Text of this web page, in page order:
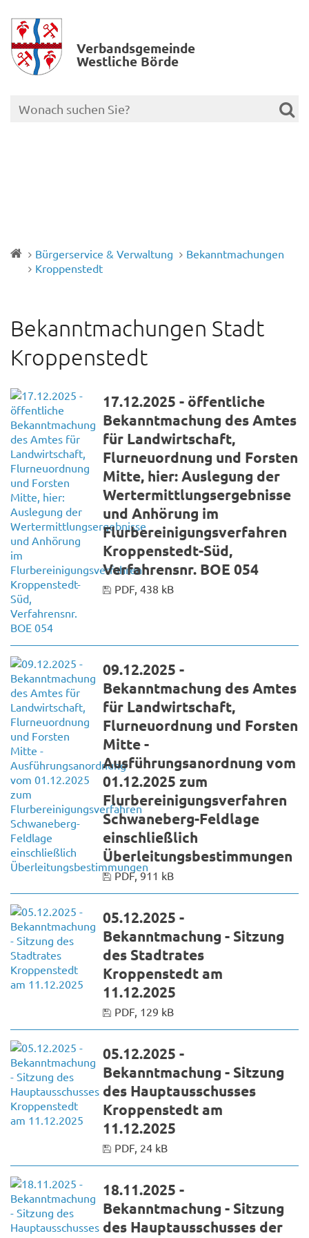
Verbands­gemeinde
Westliche Börde
Bürgerservice & Verwaltung
Bekanntmachungen
Kroppenstedt
Bekanntmachungen Stadt
Kroppenstedt
17.12.2025 - öffentliche
Bekanntmachung des Amtes
für Landwirtschaft,
Flurneuordnung und Forsten
Mitte, hier: Auslegung der
Wertermittlungsergebnisse
und Anhörung im
Flurbereinigungsverfahren
Kroppenstedt-Süd,
Verfahrensnr. BOE 054
PDF, 438 kB
09.12.2025 -
Bekanntmachung des Amtes
für Landwirtschaft,
Flurneuordnung und Forsten
Mitte -
Ausführungsanordnung vom
01.12.2025 zum
Flurbereinigungsverfahren
Schwaneberg-Feldlage
einschließlich
Überleitungsbestimmungen
PDF, 911 kB
05.12.2025 -
Bekanntmachung - Sitzung
des Stadtrates
Kroppenstedt am
11.12.2025
PDF, 129 kB
05.12.2025 -
Bekanntmachung - Sitzung
des Hauptausschusses
Kroppenstedt am
11.12.2025
PDF, 24 kB
18.11.2025 -
Bekanntmachung - Sitzung
des Hauptausschusses der